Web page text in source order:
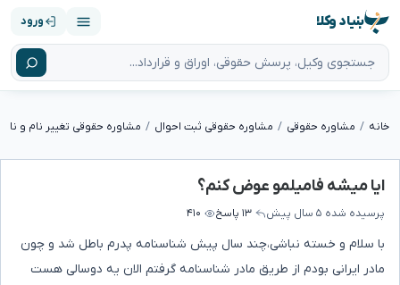
بنیاد وکلا ورود
خانه مشاوره حقوقی مشاوره حقوقی ثبت احوال مشاوره حقوقی تغییر نام و نام
ایا میشه فامیلمو عوض کنم؟
پرسیده شده ۵ سال پیش ۱۳ پاسخ ۴۱۰
با سلام و خسته نباشی،چند سال پیش شناسنامه پدرم باطل شد و چون
مادر ایرانی بودم از طریق مادر شناسنامه گرفتم الان یه دوسالی هست